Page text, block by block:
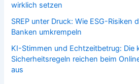
wirklich setzen
SREP unter Druck: Wie ESG-Risiken
Banken umkrempeln
KI-Stimmen und Echtzeitbetrug: Die
Sicherheitsregeln reichen beim
aus